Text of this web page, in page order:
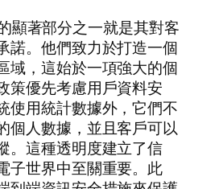
顯著部分之一就是其對客
諾。他們致力於打造一個
域，這始於一項強大的個
策優先考慮用戶資料安
使用統計數據外，它們不
個人數據，並且客戶可以
。這種透明度建立了信
子世界中至關重要。此